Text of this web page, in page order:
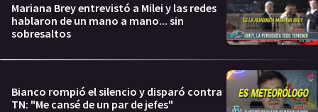
Mariana Brey entrevistó a Milei y las redes
hablaron de un mano a mano... sin
sobresaltos
Bianco rompió el silencio y disparó contra
TN: "Me cansé de un par de jefes"